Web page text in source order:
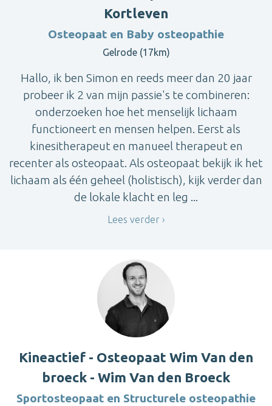
Kortleven
Osteopaat en Baby osteopathie
Gelrode (17km)
Hallo, ik ben Simon en reeds meer dan 20 jaar
probeer ik 2 van mijn passie's te combineren:
onderzoeken hoe het menselijk lichaam
functioneert en mensen helpen. Eerst als
kinesitherapeut en manueel therapeut en
recenter als osteopaat. Als osteopaat bekijk ik het
lichaam als één geheel (holistisch), kijk verder dan
de lokale klacht en leg ...
Lees verder
Kineactief - Osteopaat Wim Van den
broeck - Wim Van den Broeck
Sportosteopaat en Structurele osteopathie